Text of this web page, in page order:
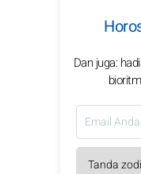
Dan juga: